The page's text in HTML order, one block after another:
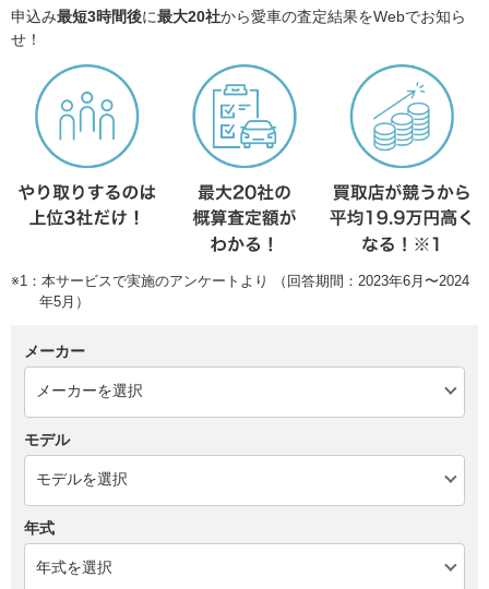
申込み最短3時間後に最大20社から愛車の査定結果をWebでお知ら
せ！
※1：本サービスで実施のアンケートより （回答期間：2023年6月〜2024
年5月）
メーカー
モデル
年式